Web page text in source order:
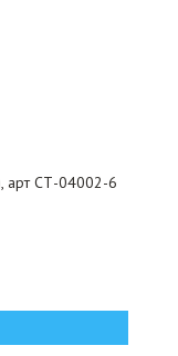
арт СТ-04002-6